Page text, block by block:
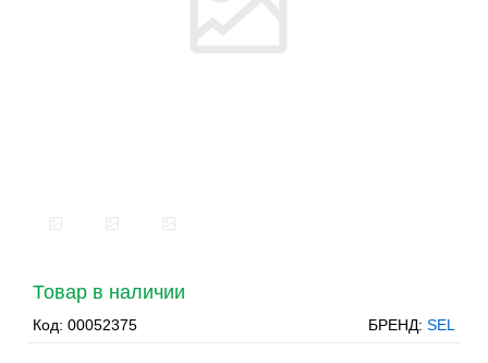
Товар в наличии
Код: 00052375 БРЕНД: SEL